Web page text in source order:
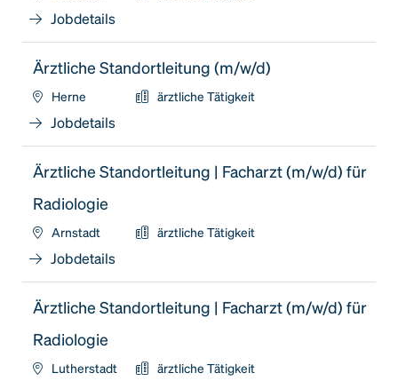
Jobdetails
Ärztliche Standortleitung (m/w/d)
Herne ärztliche Tätigkeit
Jobdetails
Ärztliche Standortleitung | Facharzt (m/w/d) für
Radiologie
Arnstadt ärztliche Tätigkeit
Jobdetails
Ärztliche Standortleitung | Facharzt (m/w/d) für
Radiologie
Lutherstadt
ärztliche Tätigkeit